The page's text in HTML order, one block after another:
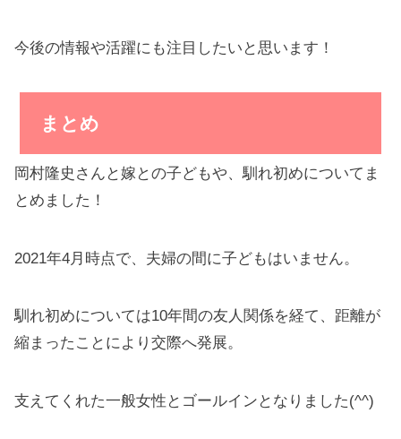
今後の情報や活躍にも注目したいと思います！
まとめ
岡村隆史さんと嫁との子どもや、馴れ初めについてま
とめました！
2021年4月時点で、夫婦の間に子どもはいません。
馴れ初めについては10年間の友人関係を経て、距離が
縮まったことにより交際へ発展。
支えてくれた一般女性とゴールインとなりました(^^)